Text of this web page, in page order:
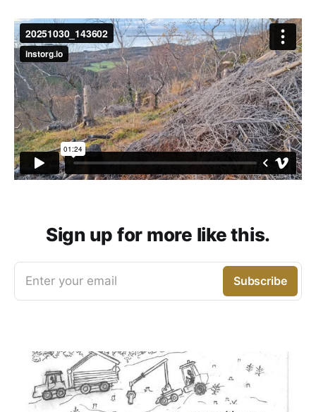
Sign up for more like this.
Enter your email Subscribe